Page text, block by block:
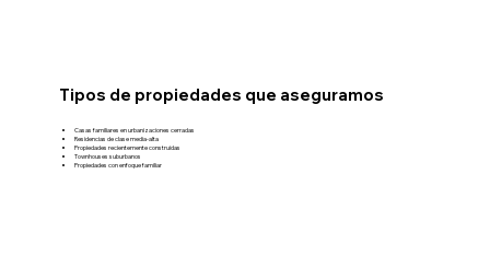
Tipos de propiedades que aseguramos
Casas familiares en urbanizaciones cerradas
Residencias de clase media-alta
Propiedades recientemente construidas
Townhouses suburbanos
Propiedades con enfoque familiar